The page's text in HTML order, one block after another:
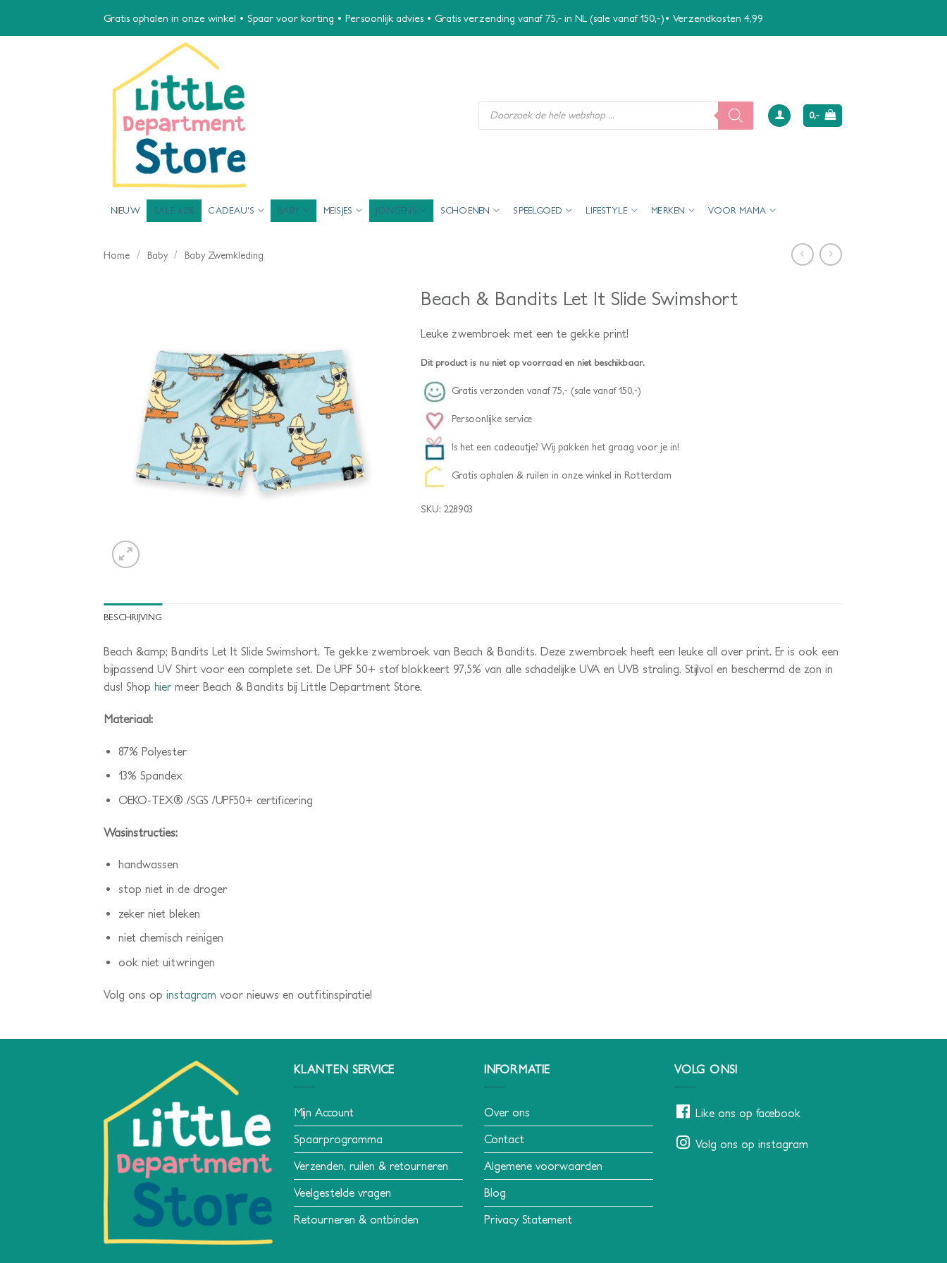
Gratis ophalen in onze winkel • Spaar voor korting • Persoonlijk advies • Gratis verzending vanaf 75,- in NL (sale vanaf 150,-)• Verzendkosten 4,99
Producten
zoeken
0,-
NIEUW SALE 60% CADEAU’S BABY MEISJES JONGENS SCHOENEN SPEELGOED LIFESTYLE MERKEN VOOR MAMA
Home / Baby / Baby Zwemkleding
Beach & Bandits Let It Slide Swimshort
Leuke zwembroek met een te gekke print!
Dit product is nu niet op voorraad en niet beschikbaar.
Gratis verzonden vanaf 75,- (sale vanaf 150,-)
Persoonlijke service
Is het een cadeautje? Wij pakken het graag voor je in!
Gratis ophalen & ruilen in onze winkel in Rotterdam
SKU: 228903
BESCHRIJVING
Beach &amp; Bandits Let It Slide Swimshort. Te gekke zwembroek van Beach & Bandits. Deze zwembroek heeft een leuke all over print. Er is ook een
bijpassend UV Shirt voor een complete set. De UPF 50+ stof blokkeert 97,5% van alle schadelijke UVA en UVB straling. Stijlvol en beschermd de zon in
dus! Shop hier meer Beach & Bandits bij Little Department Store.
Materiaal:
87% Polyester
13% Spandex
OEKO-TEX® /SGS /UPF50+ certificering
Wasinstructies:
handwassen
stop niet in de droger
zeker niet bleken
niet chemisch reinigen
ook niet uitwringen
Volg ons op instagram voor nieuws en outfitinspiratie!
KLANTEN SERVICE
Mijn Account
Spaarprogramma
Verzenden, ruilen & retourneren
Veelgestelde vragen
Retourneren & ontbinden
INFORMATIE
Over ons
Contact
Algemene voorwaarden
Blog
Privacy Statement
VOLG ONS!
Like ons op facebook
Volg ons op instagram